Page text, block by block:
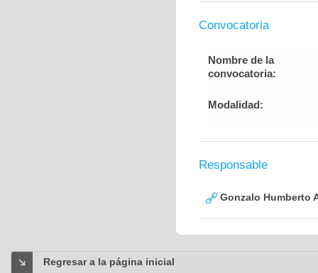
Convocatoria
Nombre de la
convocatoria:
Modalidad:
Responsable
Gonzalo Humberto
Regresar a la página inicial